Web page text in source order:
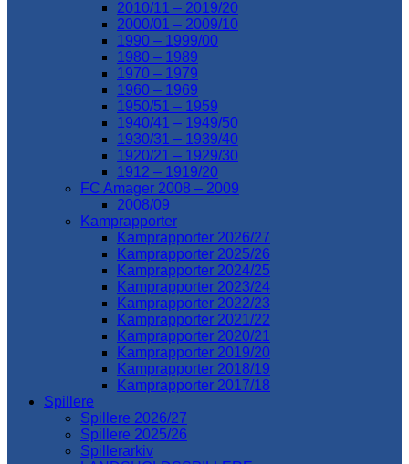
2010/11 – 2019/20
2000/01 – 2009/10
1990 – 1999/00
1980 – 1989
1970 – 1979
1960 – 1969
1950/51 – 1959
1940/41 – 1949/50
1930/31 – 1939/40
1920/21 – 1929/30
1912 – 1919/20
FC Amager 2008 – 2009
2008/09
Kamprapporter
Kamprapporter 2026/27
Kamprapporter 2025/26
Kamprapporter 2024/25
Kamprapporter 2023/24
Kamprapporter 2022/23
Kamprapporter 2021/22
Kamprapporter 2020/21
Kamprapporter 2019/20
Kamprapporter 2018/19
Kamprapporter 2017/18
Spillere
Spillere 2026/27
Spillere 2025/26
Spillerarkiv